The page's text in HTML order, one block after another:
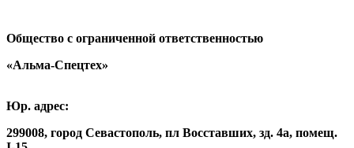
Общество с ограниченной ответственностью
«Альма-Спецтех»
Юр. адрес:
299008, город Севастополь, пл Восставших, зд. 4а, помещ.